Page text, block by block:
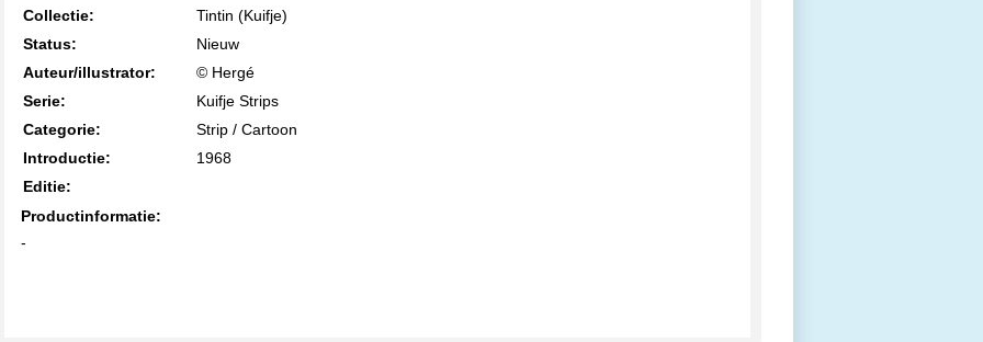
Collectie:
Tintin (Kuifje)
Status:
Nieuw
Auteur/illustrator:
© Hergé
Serie:
Kuifje Strips
Categorie:
Strip / Cartoon
Introductie:
1968
Editie:
Productinformatie:
-